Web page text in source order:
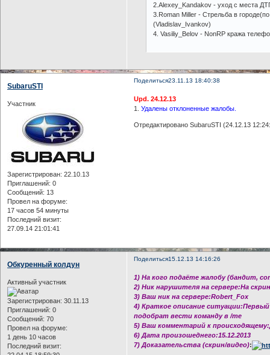
2.Alexey_Kandakov - уход с места
3.Roman Miller - Стрельба в
(Vladislav_Ivankov)
4. Vasiliy_Belov - NonRP кража
Поделиться23.11.13 18:40:38
SubaruSTI
Участник
Зарегистрирован: 22.10.13
Приглашений: 0
Сообщений: 13
Провел на форуме:
17 часов 54 минуты
Последний визит:
27.09.14 21:01:41
Upd. 24.12.13
1.Удалены отклоненные жалобы.
Отредактировано SubaruSTI (24.12.13
Поделиться15.12.13 14:16:26
Обкуренный колдун
Активный участник
Зарегистрирован: 30.11.13
Приглашений: 0
Сообщений: 70
Провел на форуме:
1 день 10 часов
Последний визит:
1) На кого подаёте жалобу (бандит,
2) Ник нарушителя на сервере:На
3) Ваш ник на сервере:Robert_Fox
4) Краткое описание
подобрат вести команду в /me
5) Ваш комментарий к
6) Дата произошеднего:15.12.2013
7) Доказательства (скрин/видео):